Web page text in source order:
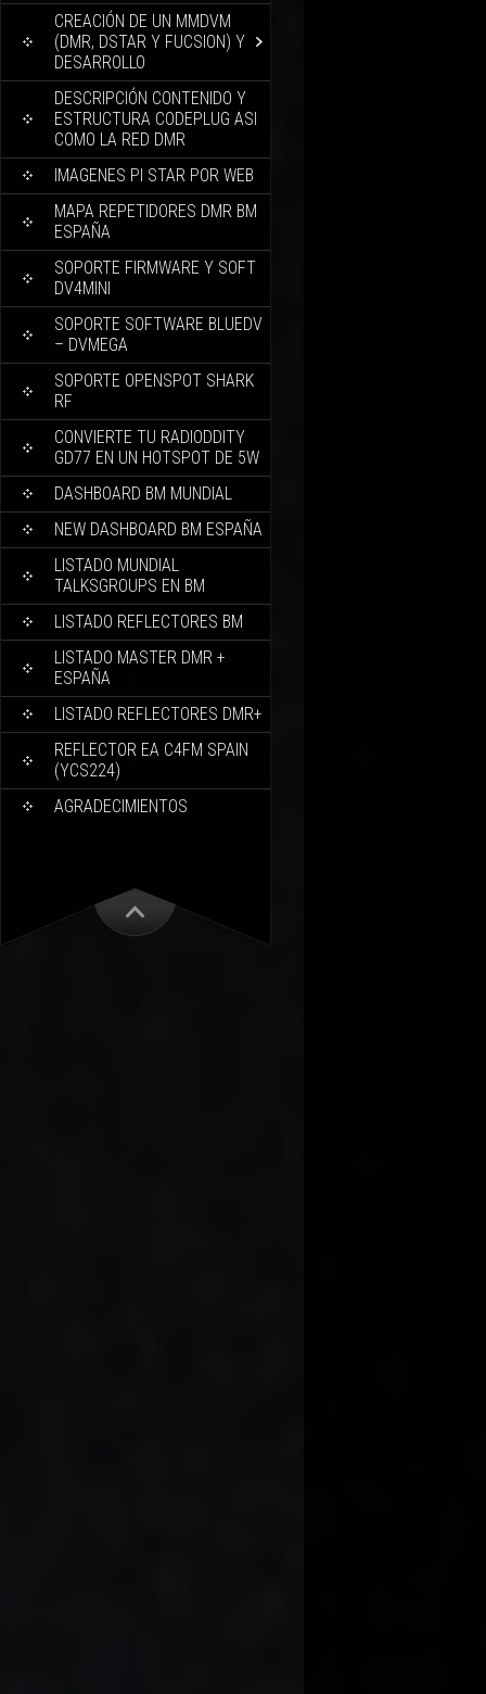
CREACIÓN DE UN MMDVM
(DMR, DSTAR Y FUCSION) Y
DESARROLLO
DESCRIPCIÓN CONTENIDO Y
ESTRUCTURA CODEPLUG ASI
COMO LA RED DMR
IMAGENES PI STAR POR WEB
MAPA REPETIDORES DMR BM
ESPAÑA
SOPORTE FIRMWARE Y SOFT
DV4MINI
SOPORTE SOFTWARE BLUEDV
– DVMEGA
SOPORTE OPENSPOT SHARK
RF
CONVIERTE TU RADIODDITY
GD77 EN UN HOTSPOT DE 5W
DASHBOARD BM MUNDIAL
NEW DASHBOARD BM ESPAÑA
LISTADO MUNDIAL
TALKSGROUPS EN BM
LISTADO REFLECTORES BM
LISTADO MASTER DMR +
ESPAÑA
LISTADO REFLECTORES DMR+
REFLECTOR EA C4FM SPAIN
(YCS224)
AGRADECIMIENTOS